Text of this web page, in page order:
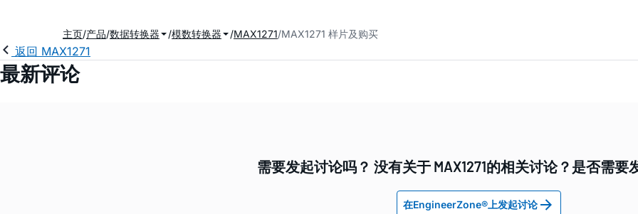
主页 产品 数据转换器 模数转换器 MAX1271 MAX1271 样片及购买
返回 MAX1271
最新评论
需要发起讨论吗？ 没有关于 MAX1271的相关讨论？是否需要
在EngineerZone®上发起讨论